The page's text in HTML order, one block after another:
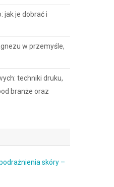
jak je dobrać i
w przemyśle,
techniki druku,
branże oraz
skóry –